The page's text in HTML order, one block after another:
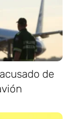
de